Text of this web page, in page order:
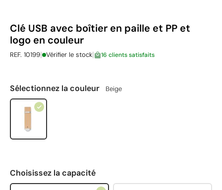
Clé USB avec boîtier en paille et PP et
logo en couleur
REF. 10199| Vérifier le stock| 16 clients satisfaits
Sélectionnez la couleur Beige
Choisissez la capacité